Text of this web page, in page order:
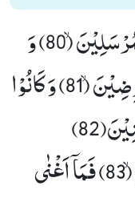
وَ لَقَدْ كَذَّبَ اَصْحٰبُ الْحِجْرِ الْمُرْسَلِیْنَۙ (80) وَ
اٰتَیْنٰهُمْ اٰیٰتِنَا فَكَانُوْا عَنْهَا مُعْرِضِیْنَۙ (81) وَ كَانُوْا
یَنْحِتُوْنَ مِنَ الْجِبَالِ بُیُوْتًا اٰمِنِیْنَ(82)
فَاَخَذَتْهُمُ الصَّیْحَةُ مُصْبِحِیْنَۙ (83) فَمَاۤ اَغْنٰى